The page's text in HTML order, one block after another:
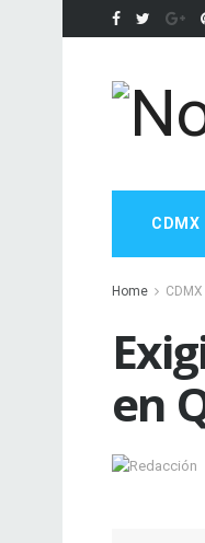
CDMX
Home CDMX
en